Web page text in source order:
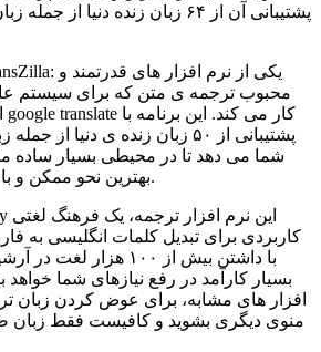
پشتیبانی آن از ۶۴ زبان زنده
محبوب ترجمه ی متن که برای سیستم
پشتیبانی از ۵۰ زبان زنده ی دنیا
شما می دهد تا در محیطی بسیار ساده
بهترین نحو ممکن و با سرعتی بالا ترجمه کنید.
کاربردی برای تبدیل کلمات انگلیسی به
با داشتن بیش از ۱۰۰ هزار
بسیار کارآمد در رفع نیازهای شما
افزار های مشابه، برای عوض کردن زبان
منوی دیگری بشوید و کافیست فقط زبان